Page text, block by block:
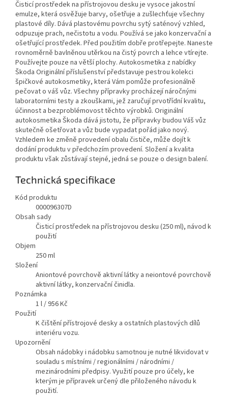
Čisticí prostředek na přístrojovou desku je vysoce jakostní
emulze, která osvěžuje barvy, ošetřuje a zušlechťuje všechny
plastové díly. Dává plastovému povrchu sytý saténový vzhled,
odpuzuje prach, nečistotu a vodu. Používá se jako konzervační a
ošetřující prostředek. Před použitím dobře protřepejte. Naneste
rovnoměrně bavlněnou utěrkou na čistý povrch a lehce vtírejte.
Používejte pouze na větší plochy. Autokosmetika z nabídky
Škoda Originální příslušenství představuje pestrou kolekci
špičkové autokosmetiky, která Vám pomůže profesionálně
pečovat o váš vůz. Všechny přípravky procházejí náročnými
laboratorními testy a zkouškami, jež zaručují prvotřídní kvalitu,
účinnost a bezproblémovost těchto výrobků. Originální
autokosmetika Škoda dává jistotu, že přípravky budou Váš vůz
skutečně ošetřovat a vůz bude vypadat pořád jako nový.
Vzhledem ke změně provedení obalu čističe, může dojít k
dodání produktu v předchozím provedení. Složení a kvalita
produktu však zůstávají stejné, jedná se pouze o design balení.
Technická specifikace
Kód produktu
000096307D
Obsah sady
Čisticí prostředek na přístrojovou desku (250 ml), návod k
použití
Objem
250ml
Složení
Aniontové povrchově aktivní látky a neiontové povrchově
aktivní látky, konzervační činidla.
Poznámka
1 l / 956 Kč
Použití
K čištění přístrojové desky a ostatních plastových dílů
interiéru vozu.
Upozornění
Obsah nádobky i nádobku samotnou je nutné likvidovat v
souladu s místními / regionálními / národními /
mezinárodními předpisy. Využití pouze pro účely, ke
kterým je přípravek určený dle přiloženého návodu k
použití.